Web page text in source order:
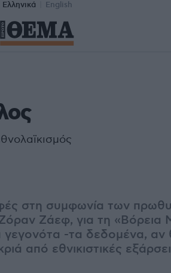
Ελληνικά English
στη συμφωνία των
Ζάεφ, για τη «Βόρεια
-τα δεδομένα, αν
από εθνικιστικές